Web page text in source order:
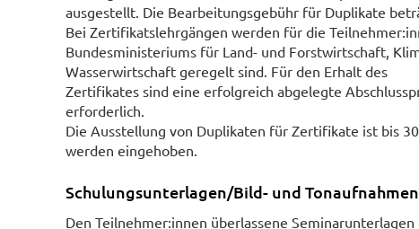
ausgestellt. Die Bearbeitungsgebühr für Duplikate
Bei Zertifikatslehrgängen werden für die
Bundesministeriums für Land- und Forstwirtschaft,
Wasserwirtschaft geregelt sind. Für den Erhalt des
Zertifikates sind eine erfolgreich abgelegte
erforderlich.
Die Ausstellung von Duplikaten für Zertifikate ist bis
werden eingehoben.
Schulungsunterlagen/Bild- und Tonaufnahmen
Den Teilnehmer:innen überlassene